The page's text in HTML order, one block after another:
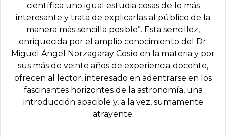
científica uno igual estudia cosas de lo más
interesante y trata de explicarlas al público de la
manera más sencilla posible”. Esta sencillez,
enriquecida por el amplio conocimiento del Dr.
Miguel Ángel Norzagaray Cosío en la materia y por
sus más de veinte años de experiencia docente,
ofrecen al lector, interesado en adentrarse en los
fascinantes horizontes de la astronomía, una
introducción apacible y, a la vez, sumamente
atrayente.